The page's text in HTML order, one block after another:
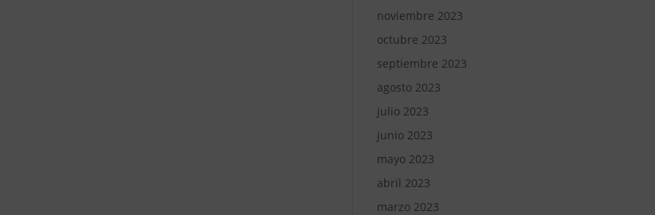
noviembre 2023
octubre 2023
septiembre 2023
agosto 2023
julio 2023
junio 2023
mayo 2023
abril 2023
marzo 2023